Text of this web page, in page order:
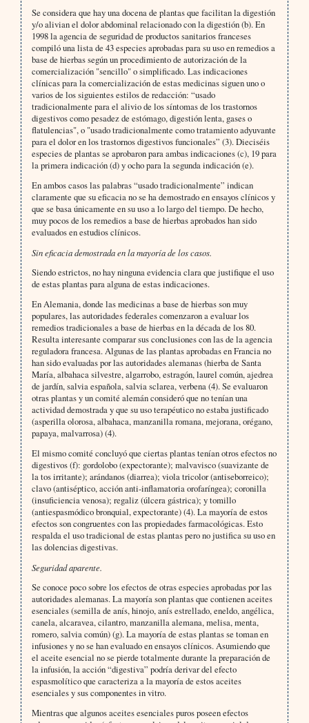
Se considera que hay una docena de plantas que facilitan la digestión
y/o alivian el dolor abdominal relacionado con la digestión (b). En
1998 la agencia de seguridad de productos sanitarios franceses
compiló una lista de 43 especies aprobadas para su uso en remedios a
base de hierbas según un procedimiento de autorización de la
comercialización "sencillo" o simplificado. Las indicaciones
clínicas para la comercialización de estas medicinas siguen uno o
varios de los siguientes estilos de redacción: “usado
tradicionalmente para el alivio de los síntomas de los trastornos
digestivos como pesadez de estómago, digestión lenta, gases o
flatulencias", o "usado tradicionalmente como tratamiento adyuvante
para el dolor en los trastornos digestivos funcionales” (3). Dieciséis
especies de plantas se aprobaron para ambas indicaciones (c), 19 para
la primera indicación (d) y ocho para la segunda indicación (e).
En ambos casos las palabras “usado tradicionalmente” indican
claramente que su eficacia no se ha demostrado en ensayos clínicos y
que se basa únicamente en su uso a lo largo del tiempo. De hecho,
muy pocos de los remedios a base de hierbas aprobados han sido
evaluados en estudios clínicos.
Sin eficacia demostrada en la mayoría de los casos.
Siendo estrictos, no hay ninguna evidencia clara que justifique el uso
de estas plantas para alguna de estas indicaciones.
En Alemania, donde las medicinas a base de hierbas son muy
populares, las autoridades federales comenzaron a evaluar los
remedios tradicionales a base de hierbas en la década de los 80.
Resulta interesante comparar sus conclusiones con las de la agencia
reguladora francesa. Algunas de las plantas aprobadas en Francia no
han sido evaluadas por las autoridades alemanas (hierba de Santa
María, albahaca silvestre, algarrobo, estragón, laurel común, ajedrea
de jardín, salvia española, salvia sclarea, verbena (4). Se evaluaron
otras plantas y un comité alemán consideró que no tenían una
actividad demostrada y que su uso terapéutico no estaba justificado
(asperilla olorosa, albahaca, manzanilla romana, mejorana, orégano,
papaya, malvarrosa) (4).
El mismo comité concluyó que ciertas plantas tenían otros efectos no
digestivos (f): gordolobo (expectorante); malvavisco (suavizante de
la tos irritante); arándanos (diarrea); viola tricolor (antiseborreico);
clavo (antiséptico, acción anti-inflamatoria orofaríngea); coronilla
(insuficiencia venosa); regaliz (úlcera gástrica); y tomillo
(antiespasmódico bronquial, expectorante) (4). La mayoría de estos
efectos son congruentes con las propiedades farmacológicas. Esto
respalda el uso tradicional de estas plantas pero no justifica su uso en
las dolencias digestivas.
Seguridad aparente.
Se conoce poco sobre los efectos de otras especies aprobadas por las
autoridades alemanas. La mayoría son plantas que contienen aceites
esenciales (semilla de anís, hinojo, anís estrellado, eneldo, angélica,
canela, alcaravea, cilantro, manzanilla alemana, melisa, menta,
romero, salvia común) (g). La mayoría de estas plantas se toman en
infusiones y no se han evaluado en ensayos clínicos. Asumiendo que
el aceite esencial no se pierde totalmente durante la preparación de
la infusión, la acción “digestiva” podría derivar del efecto
espasmolítico que caracteriza a la mayoría de estos aceites
esenciales y sus componentes in vitro.
Mientras que algunos aceites esenciales puros poseen efectos